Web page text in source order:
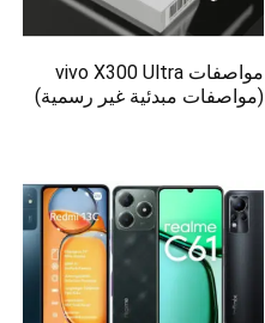
مواصفات vivo X300 Ultra
(مواصفات مبدئية غير رسمية)